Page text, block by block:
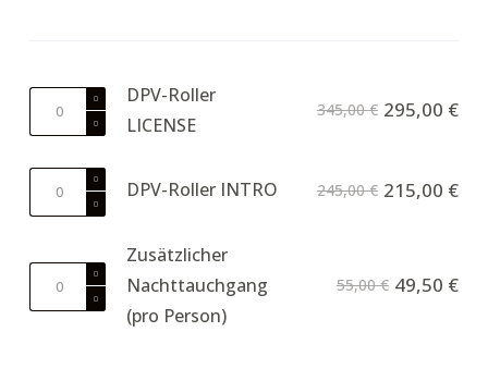
Menge
DPV-Roller
LICENSE
345,00€ 295,00 €
Menge
DPV-Roller INTRO 245,00€ 215,00 €
Additional
Zusätzlicher
Nachttauchgang
(pro Person)
55,00€ 49,50 €